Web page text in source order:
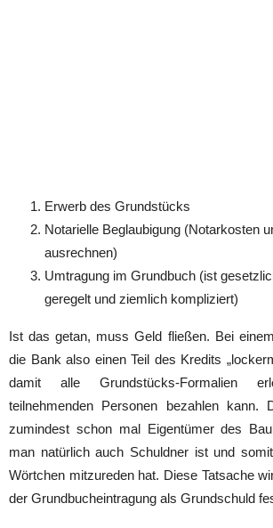
Erwerb des Grundstücks
Notarielle Beglaubigung (Notarkosten
ausrechnen)
Umtragung im Grundbuch (ist
geregelt und ziemlich kompliziert)
Ist das getan, muss Geld fließen. Bei
die Bank also einen Teil des Kredits
damit alle Grundstücks-Formalien
teilnehmenden Personen bezahlen
zumindest schon mal Eigentümer des
man natürlich auch Schuldner ist und
Wörtchen mitzureden hat. Diese Tatsache
der Grundbucheintragung als Grundschuld